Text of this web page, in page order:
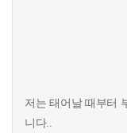
저는 태어날 때부터
니다..